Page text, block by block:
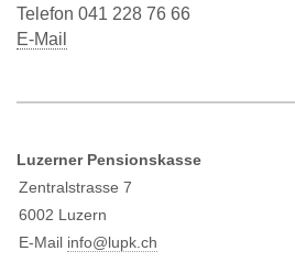
Telefon 041 228 76 66
E-Mail
Luzerner Pensionskasse
Zentralstrasse 7
6002 Luzern
E-Mail info@lupk.ch